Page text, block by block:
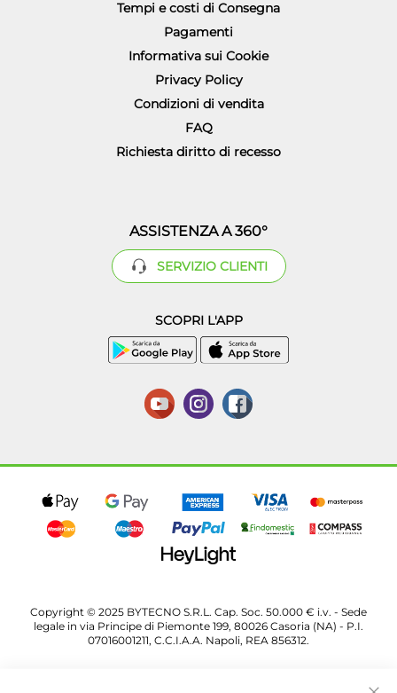
Tempi e costi di Consegna
Pagamenti
Informativa sui Cookie
Privacy Policy
Condizioni di vendita
FAQ
Richiesta diritto di recesso
ASSISTENZA A 360°
SERVIZIO CLIENTI
SCOPRI L'APP
Copyright © 2025 BYTECNO S.R.L. Cap. Soc. 50.000 € i.v. - Sede
legale in via Principe di Piemonte 199, 80026 Casoria (NA) - P.I.
07016001211, C.C.I.A.A. Napoli, REA 856312.